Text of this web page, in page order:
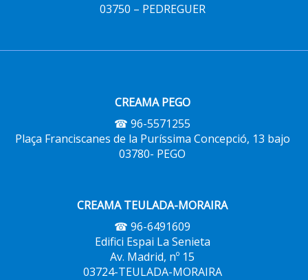
03750 – PEDREGUER
CREAMA PEGO
☎ 96-5571255
Plaça Franciscanes de la Puríssima Concepció, 13 bajo
03780- PEGO
CREAMA TEULADA-MORAIRA
☎ 96-6491609
Edifici Espai La Senieta
Av. Madrid, nº 15
03724-TEULADA-MORAIRA